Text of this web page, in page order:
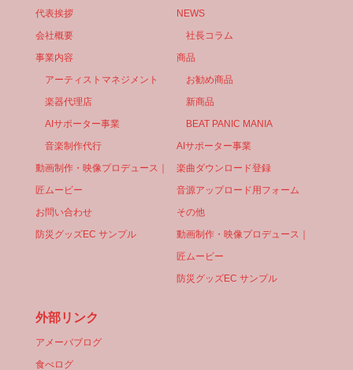
代表挨拶
会社概要
事業内容
アーティストマネジメント
楽器代理店
AIサポーター事業
音楽制作代行
動画制作・映像プロデュース｜
匠ムービー
お問い合わせ
防災グッズEC サンプル
NEWS
社長コラム
商品
お勧め商品
新商品
BEAT PANIC MANIA
AIサポーター事業
楽曲ダウンロード登録
音源アップロード用フォーム
その他
動画制作・映像プロデュース｜
匠ムービー
防災グッズEC サンプル
外部リンク
アメーバブログ
食べログ